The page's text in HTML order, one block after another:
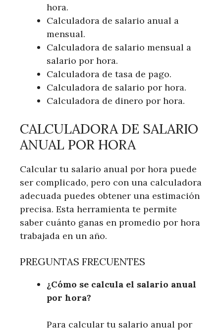
hora.
Calculadora de salario anual a
mensual.
Calculadora de salario mensual a
salario por hora.
Calculadora de tasa de pago.
Calculadora de salario por hora.
Calculadora de dinero por hora.
CALCULADORA DE SALARIO
ANUAL POR HORA
Calcular tu salario anual por hora puede
ser complicado, pero con una calculadora
adecuada puedes obtener una estimación
precisa. Esta herramienta te permite
saber cuánto ganas en promedio por hora
trabajada en un año.
PREGUNTAS FRECUENTES
¿Cómo se calcula el salario anual
por hora?
Para calcular tu salario anual por